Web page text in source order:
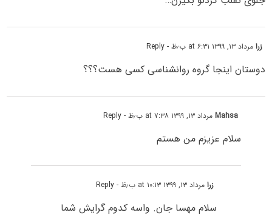
زرامرداد ۱۳, ۱۳۹۹ at ۶:۳۱ ب٫ظ - Reply
دوستان اینجا گروه روانشناسی کسی هست؟؟؟
Mahsaمرداد ۱۳, ۱۳۹۹ at ۷:۳۸ ب٫ظ - Reply
سلام عزیزم من هستم
زرامرداد ۱۳, ۱۳۹۹ at ۱۰:۱۳ ب٫ظ - Reply
سلام مهسا جان. واسه کدوم گرایش شما